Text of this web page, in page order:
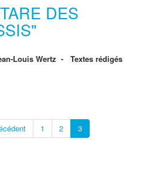
DES
Louis Wertz - Textes rédigés
1 2 3